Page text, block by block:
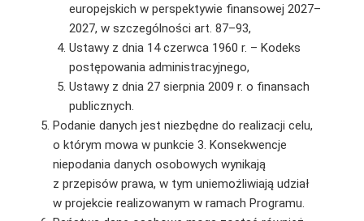
europejskich w perspektywie finansowej 2027–
2027, w szczególności art. 87–93,
Ustawy z dnia 14 czerwca 1960 r. – Kodeks
postępowania administracyjnego,
Ustawy z dnia 27 sierpnia 2009 r. o finansach
publicznych.
Podanie danych jest niezbędne do realizacji celu,
o którym mowa w punkcie 3. Konsekwencje
niepodania danych osobowych wynikają
z przepisów prawa, w tym uniemożliwiają udział
w projekcie realizowanym w ramach Programu.